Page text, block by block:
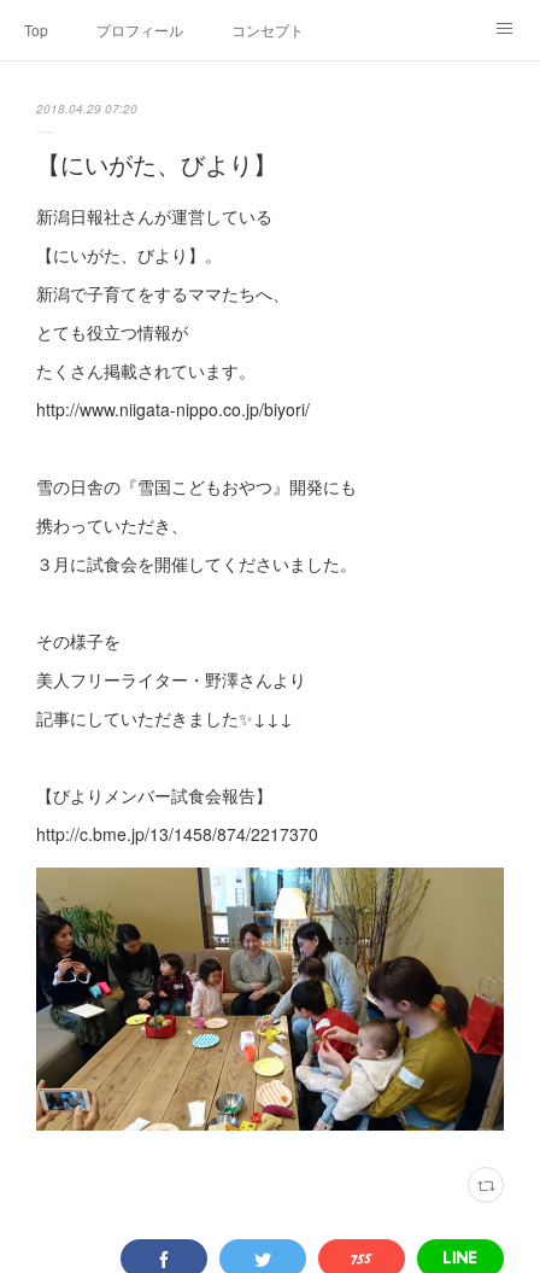
Top プロフィール コンセプト
SNS
2018.04.29 07:20
【にいがた、びより】
新潟日報社さんが運営している
【にいがた、びより】。
新潟で子育てをするママたちへ、
とても役立つ情報が
たくさん掲載されています。
http://www.niigata-nippo.co.jp/biyori/
雪の日舎の『雪国こどもおやつ』開発にも
携わっていただき、
３月に試食会を開催してくださいました。
その様子を
美人フリーライター・野澤さんより
記事にしていただきました✨↓↓↓
【びよりメンバー試食会報告】
http://c.bme.jp/13/1458/874/2217370